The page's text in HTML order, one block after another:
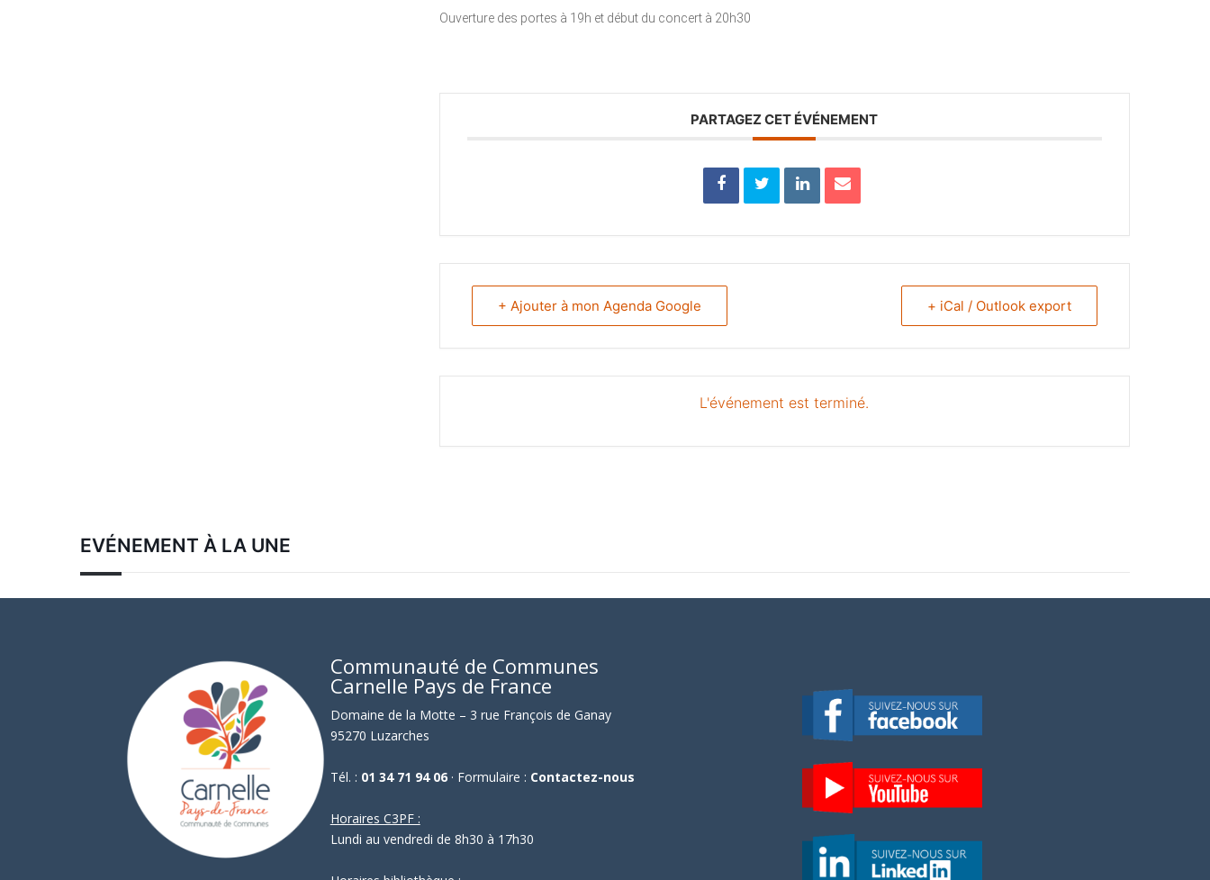
Ouverture des portes à 19h et début du concert à 20h30
PARTAGEZ CET ÉVÉNEMENT
+ Ajouter à mon Agenda Google + iCal / Outlook export
L'événement est terminé.
EVÉNEMENT À LA UNE
Communauté de Communes
Carnelle Pays de France
Domaine de la Motte – 3 rue François de Ganay
95270 Luzarches
Tél. : 01 34 71 94 06· Formulaire : Contactez-nous
Horaires C3PF :
Lundi au vendredi de 8h30 à 17h30